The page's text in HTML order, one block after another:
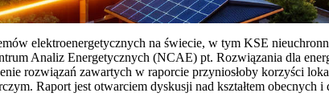
elektroenergetycznych na świecie, w tym KSE
Analiz Energetycznych (NCAE) pt. Rozwiązania dla
rozwiązań zawartych w raporcie przyniosłoby korzyści
Raport jest otwarciem dyskusji nad kształtem